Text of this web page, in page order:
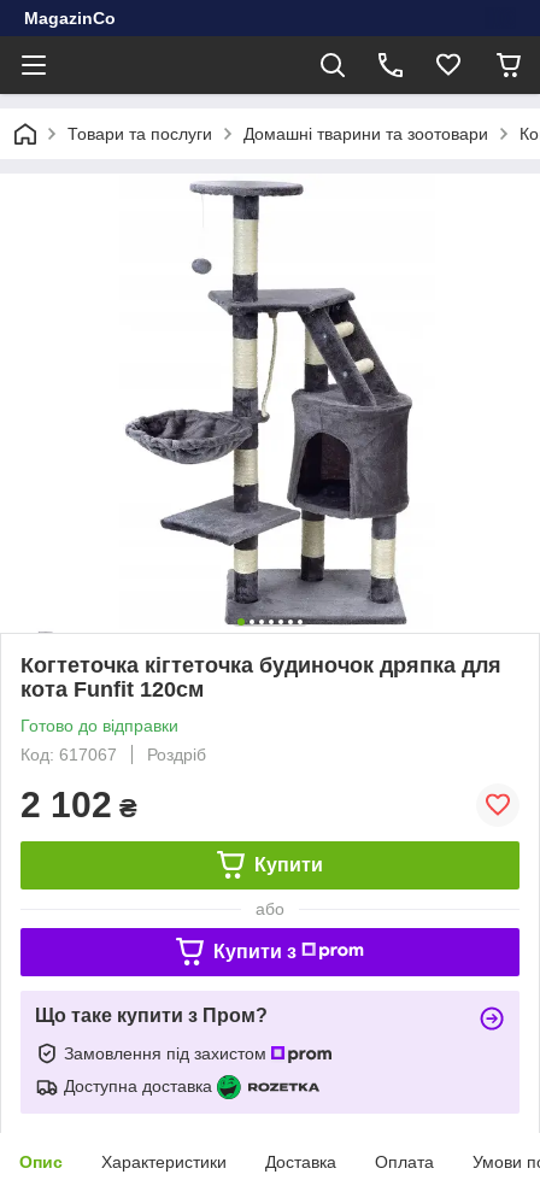
MagazinCo
Товари та послуги Домашні тварини та зоотовари
Когтеточка кігтеточка будиночок дряпка для
кота Funfit 120см
Готово до відправки
Код: 617067
Роздріб
2 102 ₴
Купити
або
Купити з
Що таке купити з Пром?
Замовлення під захистом
Доступна доставка
Опис Характеристики Доставка Оплата Умови